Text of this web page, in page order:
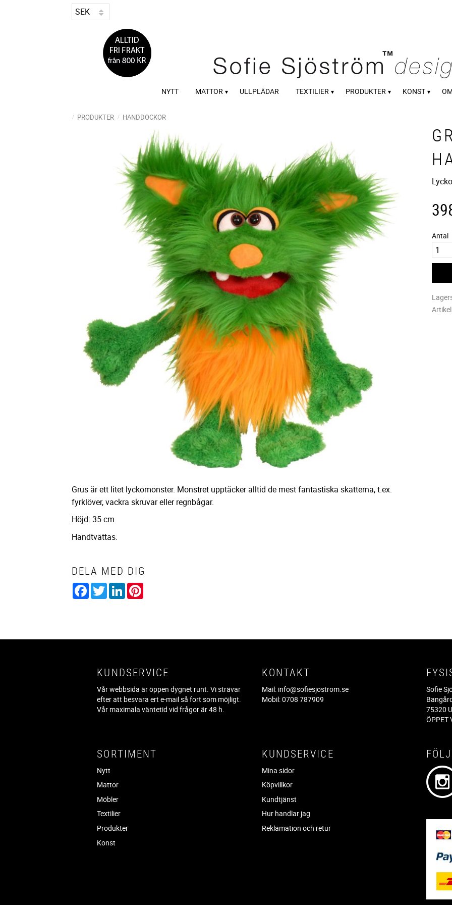
NYTT MATTOR ULLPLÄDAR TEXTILIER PRODUKTER KONST
PRODUKTER HANDDOCKOR
Antal
Grus är ett litet lyckomonster. Monstret upptäcker alltid de mest fantastiska skatterna, t.ex.
fyrklöver, vackra skruvar eller regnbågar.
Höjd: 35 cm
Handtvättas.
DELA MED DIG
Facebook
TwitterLinkedIn
KUNDSERVICE
Vår webbsida är öppen dygnet runt. Vi strävar
efter att besvara ert e-mail så fort som möjligt.
Vår maximala väntetid vid frågor är 48 h.
KONTAKT
Mail: info@sofiesjostrom.se
Mobil: 0708 787909
Sofie
75320
SORTIMENT
Nytt
Mattor
Möbler
Textilier
Produkter
Konst
KUNDSERVICE
Mina sidor
Köpvillkor
Kundtjänst
Hur handlar jag
Reklamation och retur